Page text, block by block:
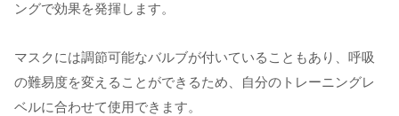
ングで効果を発揮します。
マスクには調節可能なバルブが付いていることもあり、呼吸
の難易度を変えることができるため、自分のトレーニングレ
ベルに合わせて使用できます。